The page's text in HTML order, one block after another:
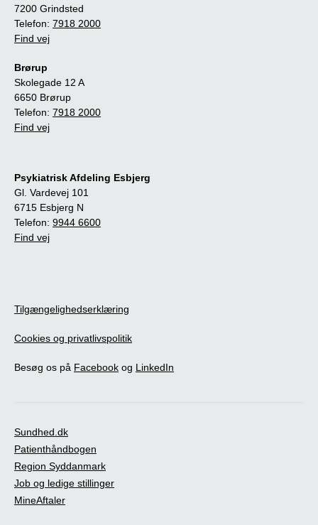
7200 Grindsted
Telefon: 7918 2000
Find vej
Brørup
Skolegade 12 A
6650 Brørup
Telefon: 7918 2000
Find vej
Psykiatrisk Afdeling Esbjerg
Gl. Vardevej 101
6715 Esbjerg N
Telefon: 9944 6600
Find vej
Tilgængelighedserklæring
Cookies og privatlivspolitik
Besøg os på Facebook og LinkedIn
Sundhed.dk
Patienthåndbogen
Region Syddanmark
Job og ledige stillinger
MineAftaler